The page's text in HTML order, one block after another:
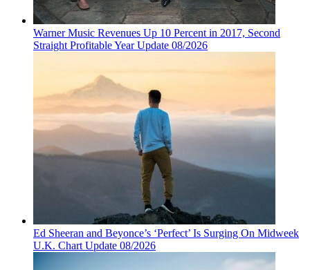
Warner Music Revenues Up 10 Percent in 2017, Second
Straight Profitable Year Update 08/2026
Ed Sheeran and Beyonce’s ‘Perfect’ Is Surging On Midweek
U.K. Chart Update 08/2026